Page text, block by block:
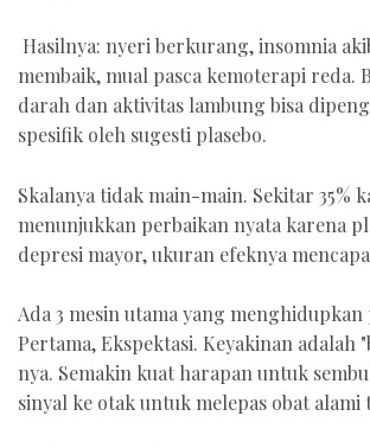
Hasilnya: nyeri berkurang, insomnia
membaik, mual pasca kemoterapi reda.
darah dan aktivitas lambung bisa
spesifik oleh sugesti plasebo.
Skalanya tidak main-main. Sekitar 35%
menunjukkan perbaikan nyata karena
depresi mayor, ukuran efeknya
Ada 3 mesin utama yang menghidupkan
Pertama, Ekspektasi. Keyakinan adalah
nya. Semakin kuat harapan untuk
sinyal ke otak untuk melepas obat alami